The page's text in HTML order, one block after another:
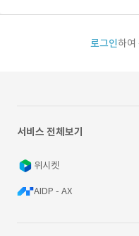
로그인하여
서비스 전체보기
위시켓
AIDP - AX